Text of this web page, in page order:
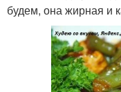
будем, она жирная и